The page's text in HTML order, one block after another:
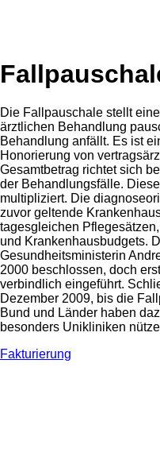
Die Fallpauschale stellt
ärztlichen Behandlung
Behandlung anfällt. Es ist
Honorierung von
Gesamtbetrag richtet sich
der Behandlungsfälle.
multipliziert. Die
zuvor geltende
tagesgleichen
und Krankenhausbudgets.
Gesundheitsministerin
2000 beschlossen, doch
verbindlich eingeführt.
Dezember 2009, bis die
Bund und Länder haben
besonders Unikliniken
Fakturierung